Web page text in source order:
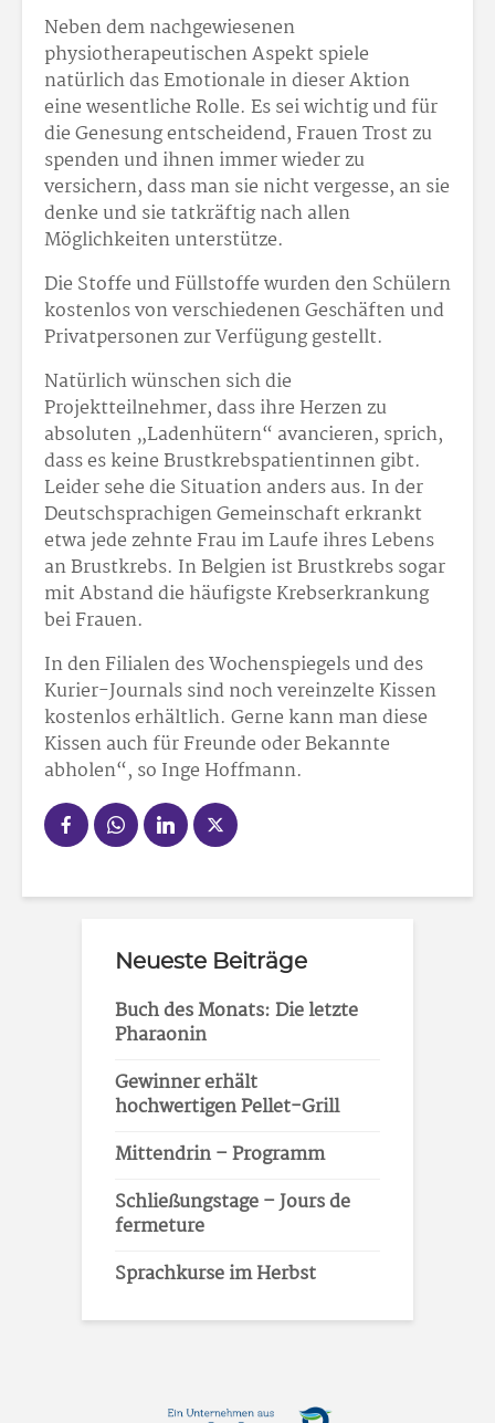
Neben dem nachgewiesenen
physiotherapeutischen Aspekt spiele
natürlich das Emotionale in dieser Aktion
eine wesentliche Rolle. Es sei wichtig und für
die Genesung entscheidend, Frauen Trost zu
spenden und ihnen immer wieder zu
versichern, dass man sie nicht vergesse, an sie
denke und sie tatkräftig nach allen
Möglichkeiten unterstütze.
Die Stoffe und Füllstoffe wurden den Schülern
kostenlos von verschiedenen Geschäften und
Privatpersonen zur Verfügung gestellt.
Natürlich wünschen sich die
Projektteilnehmer, dass ihre Herzen zu
absoluten „Ladenhütern“ avancieren, sprich,
dass es keine Brustkrebspatientinnen gibt.
Leider sehe die Situation anders aus. In der
Deutschsprachigen Gemeinschaft erkrankt
etwa jede zehnte Frau im Laufe ihres Lebens
an Brustkrebs. In Belgien ist Brustkrebs sogar
mit Abstand die häufigste Krebserkrankung
bei Frauen.
In den Filialen des Wochenspiegels und des
Kurier-Journals sind noch vereinzelte Kissen
kostenlos erhältlich. Gerne kann man diese
Kissen auch für Freunde oder Bekannte
abholen“, so Inge Hoffmann.
Neueste Beiträge
Buch des Monats: Die letzte
Pharaonin
Gewinner erhält
hochwertigen Pellet-Grill
Mittendrin – Programm
Schließungstage – Jours de
fermeture
Sprachkurse im Herbst